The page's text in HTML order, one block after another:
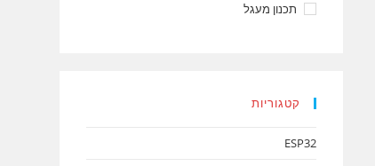
תכנון מעגל
קטגוריות
ESP32